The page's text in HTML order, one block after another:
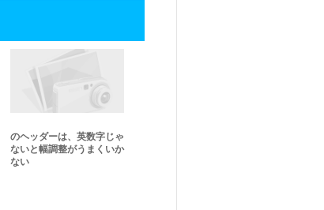
のヘッダーは、英数字じゃ
ないと幅調整がうまくいか
ない